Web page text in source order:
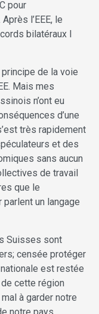
pour
l’EEE, le
bilatéraux I
de la voie
Mais mes
n’ont eu
d’une
très rapidement
et des
sans aucun
de travail
que le
un langage
Suisses sont
censée protéger
est restée
cette région
à garder notre